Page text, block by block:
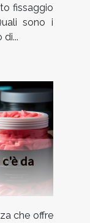
fissaggio
sono i
da
che offre